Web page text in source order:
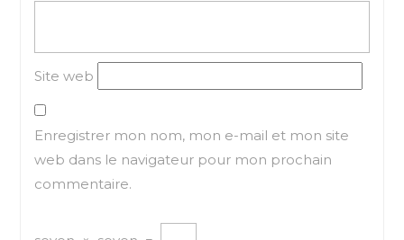
Site web
Enregistrer mon nom, mon e-mail et mon site
web dans le navigateur pour mon prochain
commentaire.